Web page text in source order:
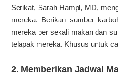
Serikat, Sarah Hampl, MD,
mereka. Berikan sumber
mereka per sekali makan dan
telapak mereka. Khusus untuk
2. Memberikan Jadwal